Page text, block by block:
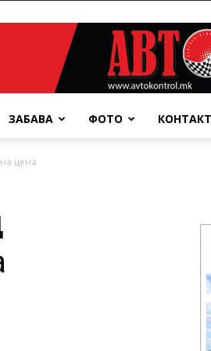
ЗАБАВА ФОТО КОНТАКТ
цена